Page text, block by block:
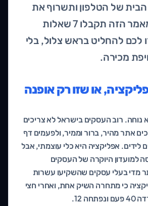
של הטלפון ותשרוף את
התקציב. במאמר הזה תקבלו 7 שאלות
לכם להחליט בראש צלול, בלי
מכירה.
או שזו רק אופנה
רוב העסקים בישראל לא צריכים
אתר מהיר, ברור וממיר, ולפעמים דף
לידים. אפליקציה היא כלי עוצמתי, אבל
למועדון היוקרה של העסקים
מדי בעלי עסקים שהשקיעו עשרות
כי מתחרה השיק אחת, ואחרי חצי
12.